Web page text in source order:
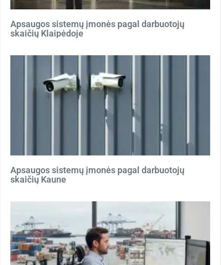
Apsaugos sistemų įmonės pagal darbuotojų
skaičių Klaipėdoje
Apsaugos sistemų įmonės pagal darbuotojų
skaičių Kaune